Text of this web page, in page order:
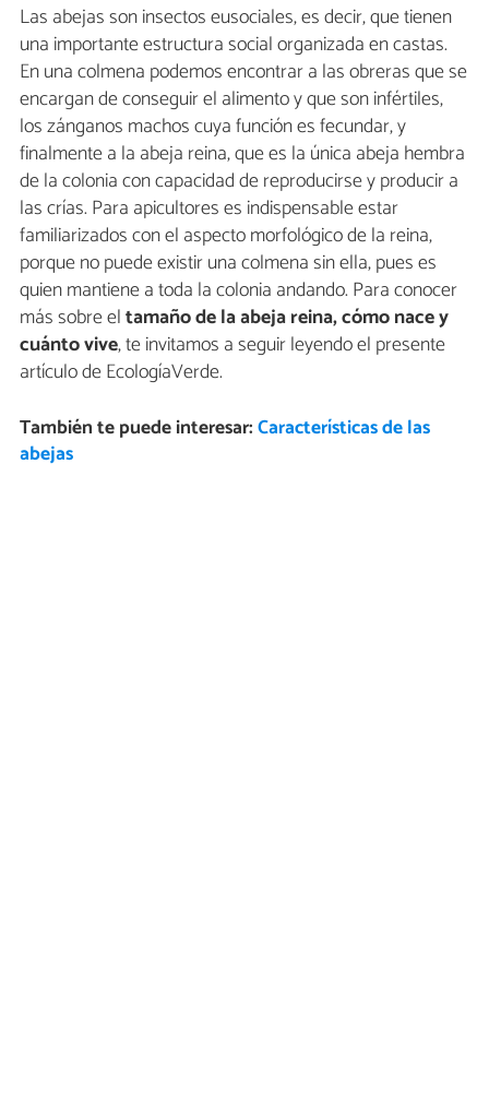
Las abejas son insectos eusociales, es decir, que tienen
una importante estructura social organizada en castas.
En una colmena podemos encontrar a las obreras que se
encargan de conseguir el alimento y que son infértiles,
los zánganos machos cuya función es fecundar, y
finalmente a la abeja reina, que es la única abeja hembra
de la colonia con capacidad de reproducirse y producir a
las crías. Para apicultores es indispensable estar
familiarizados con el aspecto morfológico de la reina,
porque no puede existir una colmena sin ella, pues es
quien mantiene a toda la colonia andando. Para conocer
más sobre eltamaño de la abeja reina, cómo nace y
cuánto vive, te invitamos a seguir leyendo el presente
artículo de EcologíaVerde.
También te puede interesar:Características de las
abejas